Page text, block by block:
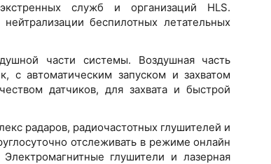
служб и организаций HLS.
беспилотных летательных
части системы. Воздушная часть
с автоматическим запуском и захватом
датчиков, для захвата и быстрой
радаров, радиочастотных глушителей и
отслеживать в режиме онлайн
глушители и лазерная